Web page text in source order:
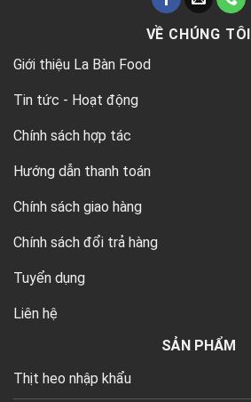
VỀ CHÚNG TÔI
Giới thiệu La Bàn Food
Tin tức - Hoạt động
Chính sách hợp tác
Hướng dẫn thanh toán
Chính sách giao hàng
Chính sách đổi trả hàng
Tuyển dụng
Liên hệ
SẢN PHẨM
Thịt heo nhập khẩu